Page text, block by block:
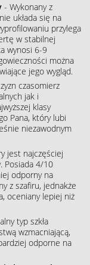
- Wykonany z
układa się na
przylega
w stabilnej
wynosi 6-9
można
jego wygląd.
czasomierz
jak i
klasy
Pana, który lubi
niezawodnym
jest najczęściej
Posiada 4/10
odporny na
z szafiru, jednakże
oceniany lepiej niż
typ szkła
wzmacniającą,
odporne na